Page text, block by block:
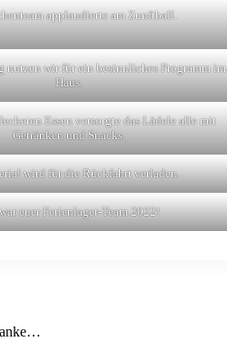
applaudierte am Zunftball.
nutzen wir für ein besinnliches Programm im
Haus.
Essen versorgte das Lädele alle mit
Getränken und Snacks.
wird für die Rückfahrt verladen.
euer Ferienlager-Team 2022!